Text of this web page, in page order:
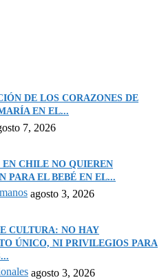
DE LOS CORAZONES DE
EN EL...
7, 2026
EN CHILE NO QUIEREN
PARA EL BEBÉ EN EL...
agosto 3, 2026
CULTURA: NO HAY
ÚNICO, NI PRIVILEGIOS PARA
agosto 3, 2026